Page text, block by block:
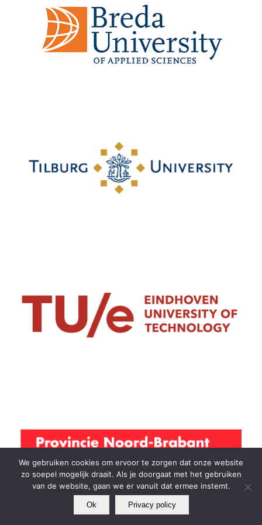
We gebruiken cookies om ervoor te zorgen dat onze website
zo soepel mogelijk draait. Als je doorgaat met het gebruiken
van de website, gaan we er vanuit dat ermee instemt.
Ok Privacy policy